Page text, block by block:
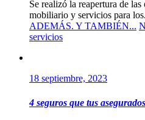
Se realizó la reapertura de
mobiliario y servicios para
ADEMÁS. Y TAMBIÉN...
servicios
18 septiembre, 2023
4 seguros que tus